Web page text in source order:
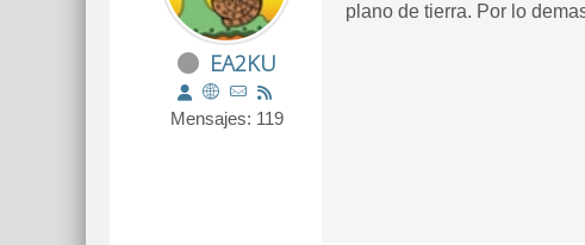
EA2KU
Mensajes: 119
plano de tierra. Por lo